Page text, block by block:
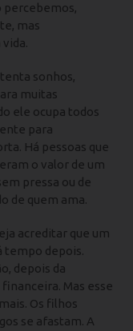
percebemos,
mas
sonhos,
muitas
ele ocupa todos
para
Há pessoas que
o valor de um
pressa ou de
de quem ama.
acreditar que um
tempo depois.
depois da
Mas esse
Os filhos
se afastam. A